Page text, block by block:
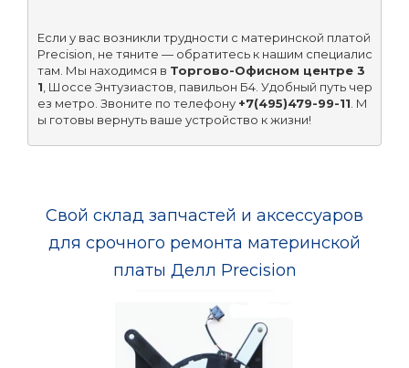
Если у вас возникли трудности с материнской платой
Precision, не тяните — обратитесь к нашим специалис
там. Мы находимся в Торгово-Офисном центре 3
1 , Шоссе Энтузиастов, павильон Б4. Удобный путь чер
ез метро. Звоните по телефону +7(495)479-99-11 . М
Свой склад запчастей и аксессуаров
для срочного ремонта материнской
платы Делл Precision